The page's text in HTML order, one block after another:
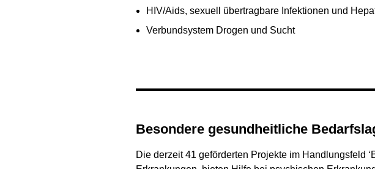
HIV/Aids, sexuell übertragbare Infektionen und
Verbundsystem Drogen und Sucht
Besondere gesundheitliche
Die derzeit 41 geförderten Projekte im Handlungsfeld